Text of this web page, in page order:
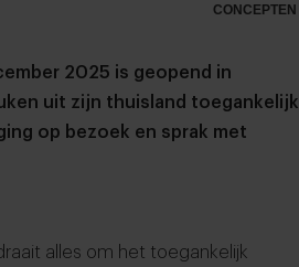
CONCEPTEN
2025 is geopend in
uit zijn thuisland toegankelijk
op bezoek en sprak met
draait alles om het toegankelijk